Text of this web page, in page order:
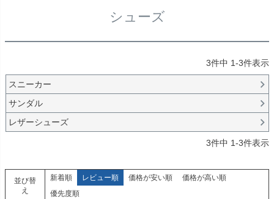
シューズ
3件中 1-3件表示
スニーカー
サンダル
レザーシューズ
3件中 1-3件表示
並び替
え
新着順 レビュー順 価格が安い順
価格が高い順
優先度順